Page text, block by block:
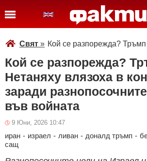
Свят » Кой се разпорежда?
Кой се разпорежда?
Нетаняху влязоха в
заради
във войната
9 Юни, 2026 10:47
иран - израел - ливан - доналд тръмп -
сащ